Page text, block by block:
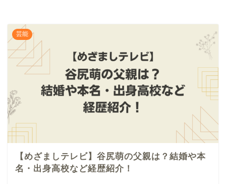
芸能
【めざましテレビ】谷尻萌の父親は？結婚や本
名・出身高校など経歴紹介！